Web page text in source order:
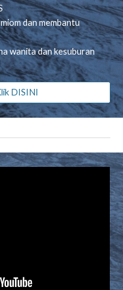
dan membantu
wanita dan kesuburan
DISINI